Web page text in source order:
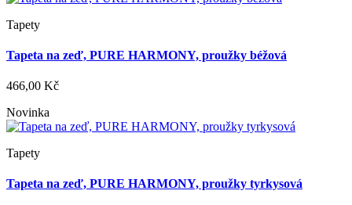
Tapety
Tapeta na zeď, PURE HARMONY, proužky béžová
466,00 Kč
Novinka
Tapety
Tapeta na zeď, PURE HARMONY, proužky tyrkysová